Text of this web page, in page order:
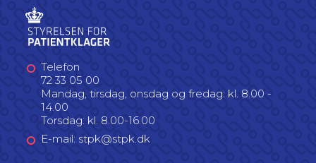
Telefon
72 33 05 00
Mandag, tirsdag, onsdag og fredag: kl. 8.00 -
14.00
Torsdag: kl. 8.00-16.00
E-mail: stpk@stpk.dk